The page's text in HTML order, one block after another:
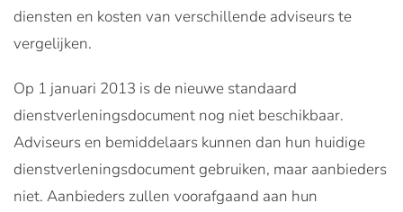
diensten en kosten van verschillende adviseurs te
vergelijken.
Op 1 januari 2013 is de nieuwe standaard
dienstverleningsdocument nog niet beschikbaar.
Adviseurs en bemiddelaars kunnen dan hun huidige
dienstverleningsdocument gebruiken, maar aanbieders
niet. Aanbieders zullen voorafgaand aan hun